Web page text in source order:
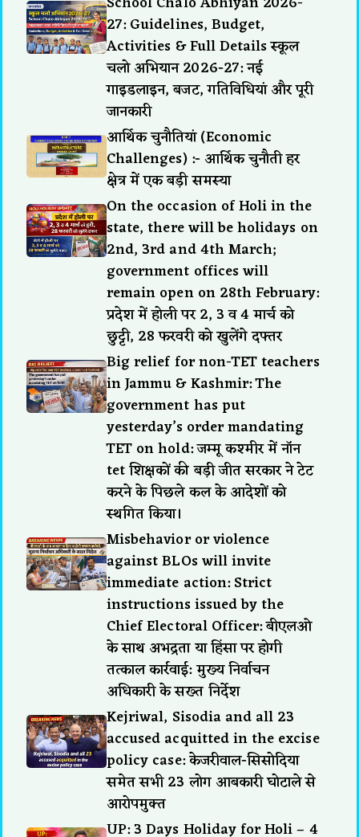
27: Guidelines, Budget,
Activities & Full Details स्कूल
चलो अभियान 2026-27: नई
गाइडलाइन, बजट, गतिविधियां और पूरी
जानकारी
आर्थिक चुनौतियां (Economic
Challenges) :- आर्थिक चुनौती हर
क्षेत्र में एक बड़ी समस्या
On the occasion of Holi in the
state, there will be holidays on
2nd, 3rd and 4th March;
government offices will
remain open on 28th February:
प्रदेश में होली पर 2, 3 व 4 मार्च को
छुट्टी, 28 फरवरी को खुलेंगे दफ्तर
Big relief for non-TET teachers
in Jammu & Kashmir: The
government has put
yesterday’s order mandating
TET on hold: जम्मू कश्मीर में नॉन
tet शिक्षकों की बड़ी जीत सरकार ने टेट
करने के पिछले कल के आदेशों को
स्थगित किया।
Misbehavior or violence
against BLOs will invite
immediate action: Strict
instructions issued by the
Chief Electoral Officer: बीएलओ
के साथ अभद्रता या हिंसा पर होगी
तत्काल कार्रवाई: मुख्य निर्वाचन
अधिकारी के सख्त निर्देश
Kejriwal, Sisodia and all 23
accused acquitted in the excise
policy case: केजरीवाल-सिसोदिया
समेत सभी 23 लोग आबकारी घोटाले से
आरोपमुक्त
UP: 3 Days Holiday for Holi – 4